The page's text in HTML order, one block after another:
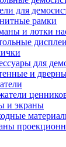
для
рамки
и лотки
для
и
и экраны